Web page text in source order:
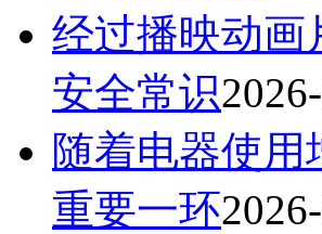
经过播映动画
安全常识
随着电器使
重要一环